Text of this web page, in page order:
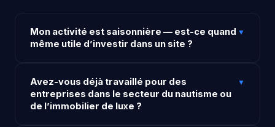
Mon activité est saisonnière — est-ce quand
même utile d’investir dans un site ?
▼
recherches en amont de la saison : les touristes qui
planifient leur séjour des semaines à l’avance, les
organisateurs d’événements qui réservent plusieurs
Avez-vous déjà travaillé pour des
entreprises dans le secteur du nautisme ou
de l’immobilier de luxe ?
▼